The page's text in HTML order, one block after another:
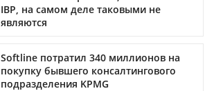
IBP, на самом деле таковыми не
являются
Softline потратил 340 миллионов на
покупку бывшего консалтингового
подразделения KPMG